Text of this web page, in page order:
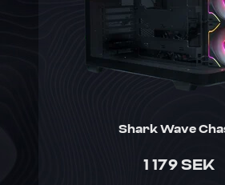
Shark Wave
1 179 SEK